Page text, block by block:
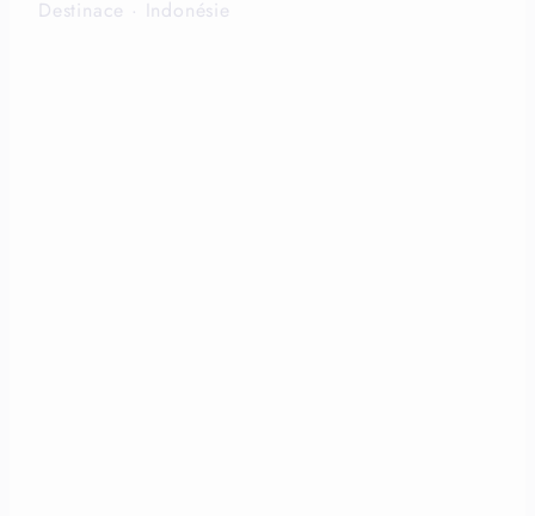
Destinace · Indonésie